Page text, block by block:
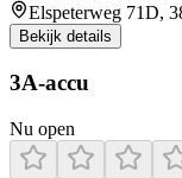
Elspeterweg 71D,
Bekijk details
3A-accu
Nu open